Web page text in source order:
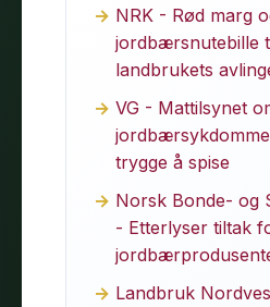
NRK - Rød marg
jordbærsnutebille
landbrukets
VG - Mattilsynet
trygge å spise
Norsk Bonde- og
- Etterlyser tiltak
Landbruk